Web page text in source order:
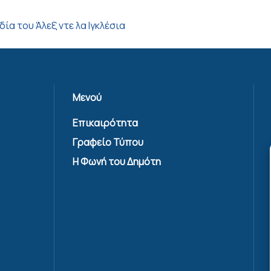
του Άλεξ ντε λα Ιγκλέσια
Μενού
Επικαιρότητα
Γραφείο Τύπου
Η Φωνή του Δημότη